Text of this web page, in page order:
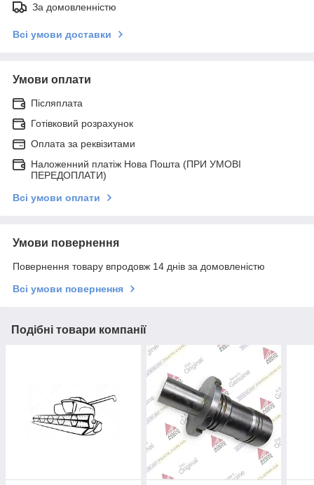
За домовленністю
Всі умови доставки
Умови оплати
Післяплата
Готівковий розрахунок
Оплата за реквізитами
Наложенний платіж Нова Пошта (ПРИ УМОВІ
ПЕРЕДОПЛАТИ)
Всі умови оплати
Умови повернення
Повернення товару впродовж 14 днів за домовленістю
Всі умови повернення
Подібні товари компанії